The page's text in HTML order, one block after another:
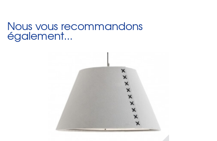
Nous vous recommandons
également...